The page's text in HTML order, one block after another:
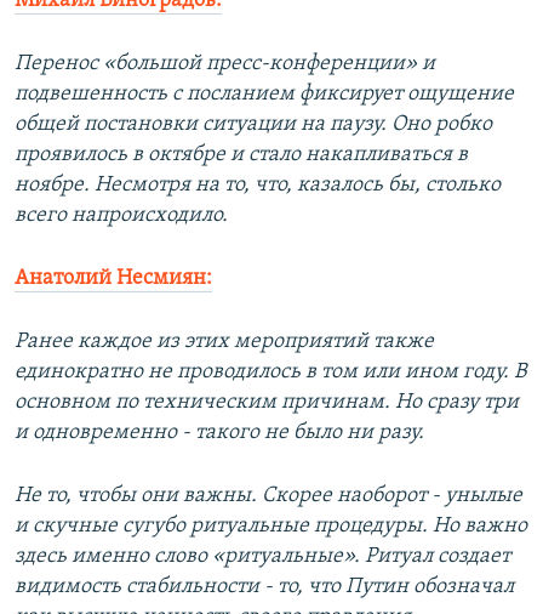
Перенос «большой пресс-конференции» и
подвешенность с посланием фиксирует ощущение
общей постановки ситуации на паузу. Оно робко
проявилось в октябре и стало накапливаться в
ноябре. Несмотря на то, что, казалось бы, столько
всего напроисходило.
Анатолий Несмиян:
Ранее каждое из этих мероприятий также
единократно не проводилось в том или ином году. В
основном по техническим причинам. Но сразу три
и одновременно - такого не было ни разу.
Не то, чтобы они важны. Скорее наоборот - унылые
и скучные сугубо ритуальные процедуры. Но важно
здесь именно слово «ритуальные». Ритуал создает
видимость стабильности - то, что Путин обозначал